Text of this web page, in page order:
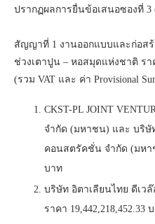
ปรากฏผลการยื่นข้อเสนอซองที่
สัญญาที่ 1 งานออกแบบและก่อส
ช่วงเตาปูน – หอสมุดแห่งชาติ รา
(รวม VAT และ ค่า Provisional
CKST-PL JOINT
จำกัด (มหาชน) และ บริษั
คอนสตรัคชั่น จำกัด (มหาช
บาท
บริษัท อิตาเลียนไทย ดีเว
ราคา 19,442,218,452.33